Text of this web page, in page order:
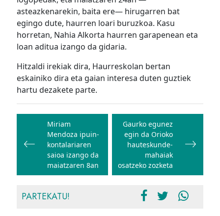
asteazkenarekin, baita ere— hirugarren bat
egingo dute, haurren loari buruzkoa. Kasu
horretan, Nahia Alkorta haurren garapenean eta
loan aditua izango da gidaria.
Hitzaldi irekiak dira, Haurreskolan bertan
eskainiko dira eta gaian interesa duten guztiek
hartu dezakete parte.
Bidalketetan
zehar
nabigatu
Miriam
Mendoza ipuin-
kontalariaren
saioa izango da
maiatzaren 8an
Gaurko egunez
egin da Orioko
hauteskunde-
mahaiak
osatzeko zozketa
PARTEKATU!